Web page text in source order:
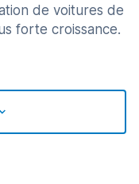
de voitures de
forte croissance.